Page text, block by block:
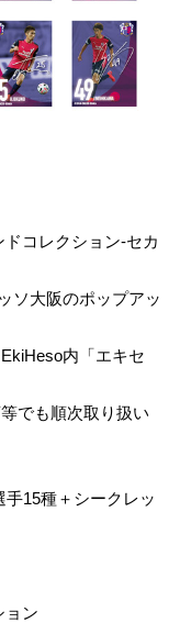
コレクション-セカ
ソ大阪のポップアッ
内「エキセ
でも順次取り扱い
手15種＋シークレッ
ョン